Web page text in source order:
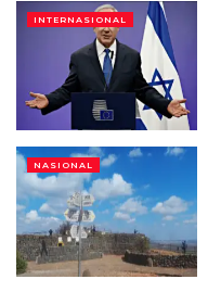
INTERNASIONAL
NASIONAL